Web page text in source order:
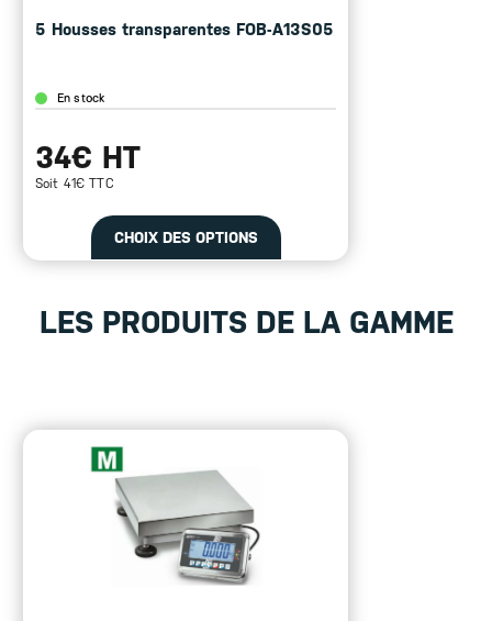
5 Housses transparentes FOB-A13S05
En stock
34€ HT
Soit 41€ TTC
CHOIX DES OPTIONS
LES PRODUITS DE LA GAMME